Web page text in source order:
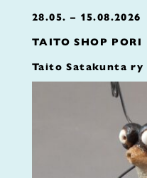
28.05. – 15.08.2026
TAITO SHOP PORI
Taito Satakunta ry